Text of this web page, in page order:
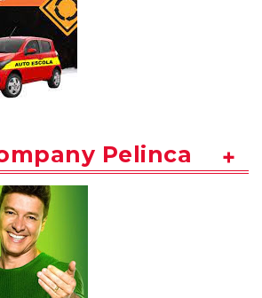
Pelinca